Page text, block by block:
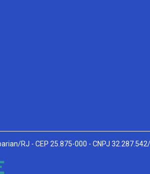
RJ - CEP 25.875-000 - CNPJ